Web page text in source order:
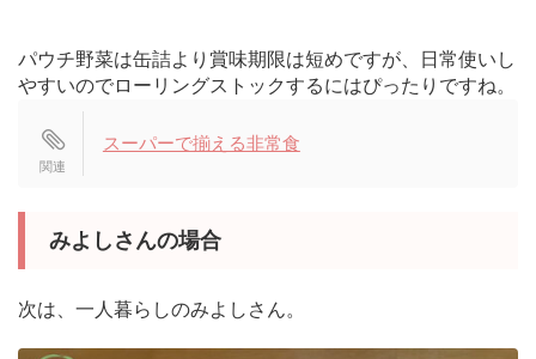
パウチ野菜は缶詰より賞味期限は短めですが、日常使いし
やすいのでローリングストックするにはぴったりですね。
スーパーで揃える非常食
みよしさんの場合
次は、一人暮らしのみよしさん。